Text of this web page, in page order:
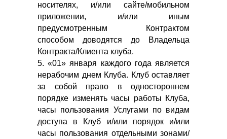
носителях, и/или сайте/мобильном
приложении, и/или иным
предусмотренным Контрактом
способом доводятся до Владельца
Контракта/Клиента клуба.
5. «01» января каждого года является
нерабочим днем Клуба. Клуб оставляет
за собой право в одностороннем
порядке изменять часы работы Клуба,
часы пользования Услугами по видам
доступа в Клуб и/или порядок и/или
часы пользования отдельными зонами/